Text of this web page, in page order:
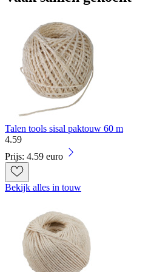
Talen tools sisal paktouw 60 m
4.59
Prijs: 4.59 euro
Bekijk alles in touw